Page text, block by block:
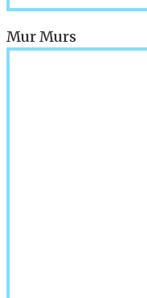
Mur Murs